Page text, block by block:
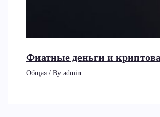
Фиатные деньги и
Общая/ By admin